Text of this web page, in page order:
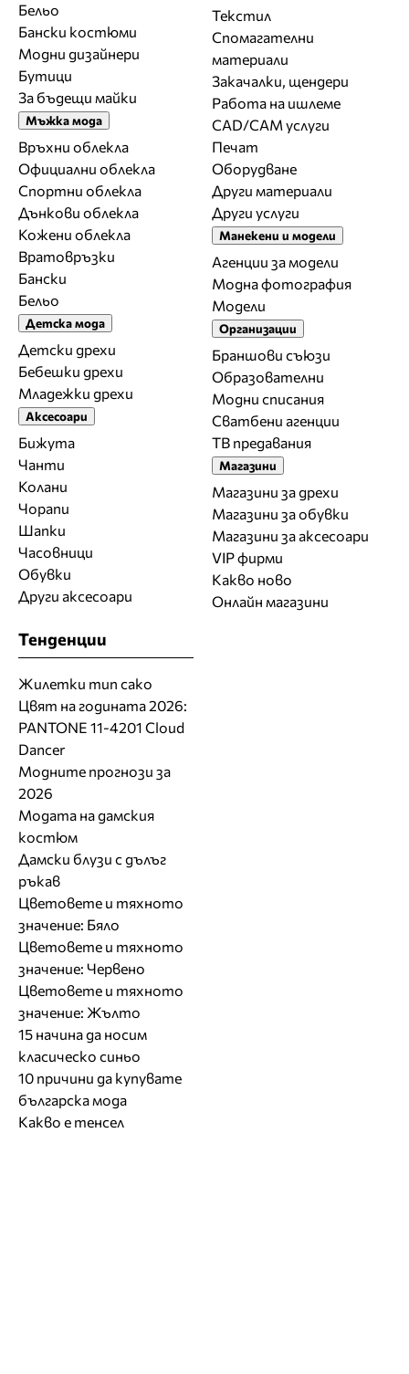
Бельо
Бански костюми
Модни дизайнери
Бутици
За бъдещи майки
Мъжка мода
Връхни облекла
Официални облекла
Спортни облекла
Дънкови облекла
Кожени облекла
Вратовръзки
Бански
Бельо
Детска мода
Детски дрехи
Бебешки дрехи
Младежки дрехи
Аксесоари
Бижута
Чанти
Колани
Чорапи
Шапки
Часовници
Обувки
Други аксесоари
Текстил
Спомагателни
материали
Закачалки, щендери
Работа на ишлеме
CAD/CAM услуги
Печат
Оборудване
Други материали
Други услуги
Манекени и модели
Агенции за модели
Модна фотография
Модели
Организации
Браншови съюзи
Образователни
Модни списания
Сватбени агенции
ТВ предавания
Магазини
Магазини за дрехи
Магазини за обувки
Магазини за aксесоари
VIP фирми
Какво ново
Онлайн магазини
Тенденции
Жилетки тип сако
Цвят на годината 2026:
PANTONE 11-4201 Cloud
Dancer
Модните прогнози за
2026
Модата на дамския
костюм
Дамски блузи с дълъг
ръкав
Цветовете и тяхното
значение: Бяло
Цветовете и тяхното
значение: Червено
Цветовете и тяхното
значение: Жълто
15 начина да носим
класическо синьо
10 причини да купувате
българска мода
Какво е тенсел